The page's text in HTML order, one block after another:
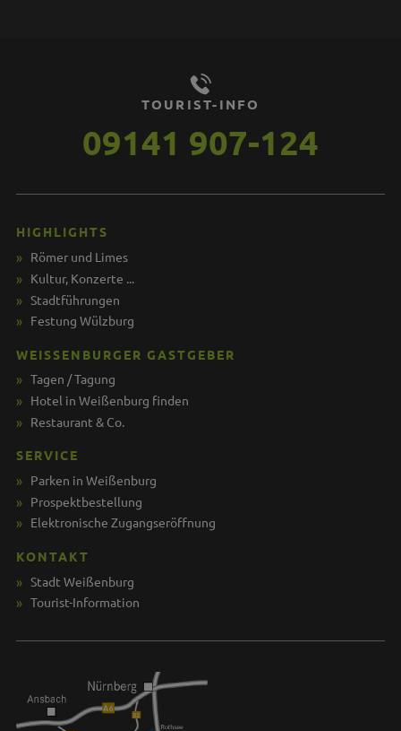
TOURIST-INFO
09141 907-124
HIGHLIGHTS
Römer und Limes
Kultur, Konzerte ...
Stadtführungen
Festung Wülzburg
WEISSENBURGER GASTGEBER
Tagen / Tagung
Hotel in Weißenburg finden
Restaurant & Co.
SERVICE
Parken in Weißenburg
Prospektbestellung
Elektronische Zugangseröffnung
KONTAKT
Stadt Weißenburg
Tourist-Information